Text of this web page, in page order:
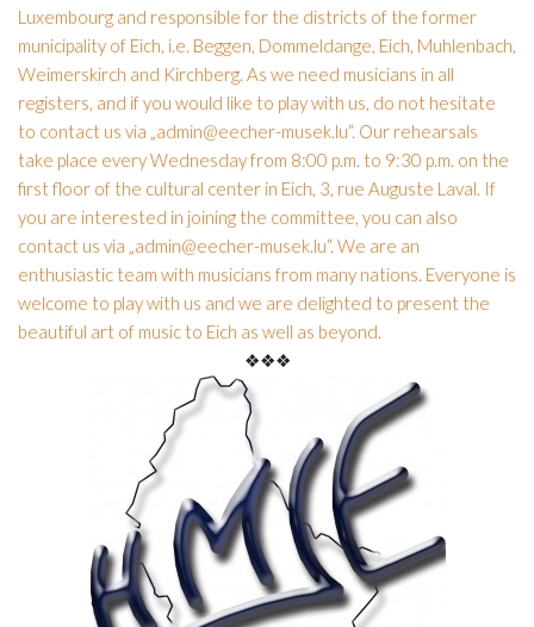
Luxembourg and responsible for the districts of the former
municipality of Eich, i.e. Beggen, Dommeldange, Eich, Muhlenbach,
Weimerskirch and Kirchberg. As we need musicians in all
registers, and if you would like to play with us, do not hesitate
to contact us via „admin@eecher-musek.lu“. Our rehearsals
take place every Wednesday from 8:00 p.m. to 9:30 p.m. on the
first floor of the cultural center in Eich, 3, rue Auguste Laval. If
you are interested in joining the committee, you can also
contact us via „admin@eecher-musek.lu“. We are an
enthusiastic team with musicians from many nations. Everyone is
welcome to play with us and we are delighted to present the
beautiful art of music to Eich as well as beyond.
❖❖❖
Music-school